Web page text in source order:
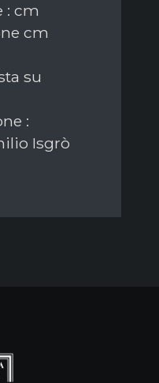
: cm
cm
su
:
Isgrò